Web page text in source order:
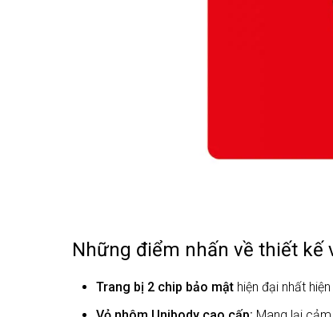
Những điểm nhấn về thiết kế
Trang bị 2 chip bảo mật hiện đại nhất